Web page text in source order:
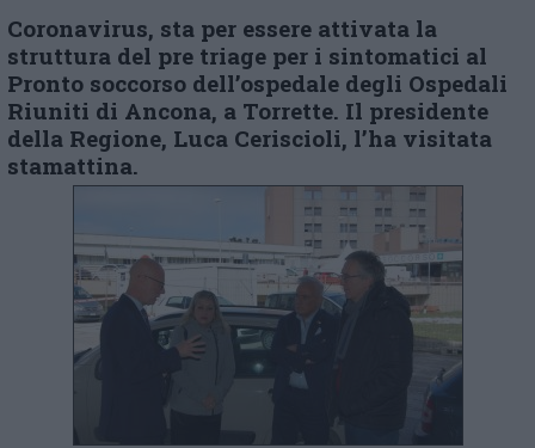
Coronavirus, sta per essere attivata la
struttura del pre triage per i sintomatici al
Pronto soccorso dell’ospedale degli Ospedali
Riuniti di Ancona, a Torrette. Il presidente
della Regione, Luca Ceriscioli, l’ha visitata
stamattina.